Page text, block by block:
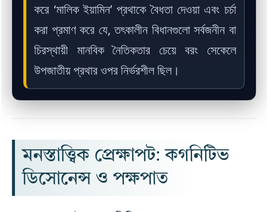
করে ‘মালিক ইয়ামিন’ প্রথাকে বৈধতা দেওয়া এবং চর্চা
করা প্রমাণ করে যে, তৎকালীন বিধানগুলো সর্বজনীন বা
চিরস্থায়ী মানবিক নৈতিকতার চেয়ে বরং সেকেলে
উপজাতীয় প্রথার ওপর নির্ভরশীল ছিল।
মনস্তাত্ত্বিক প্রেক্ষাপট: কগনিটিভ
ডিসোনেন্স ও পক্ষপাত